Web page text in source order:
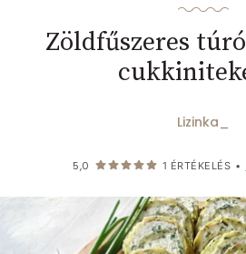
Zöldfűszeres
Lizinka_
5,0 1 ÉRTÉKELÉS •